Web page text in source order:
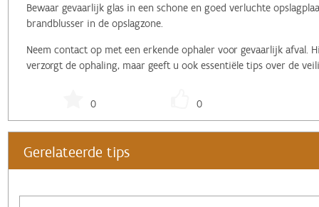
Bewaar gevaarlijk glas in een schone en goed verluchte
brandblusser in de opslagzone.
Neem contact op met een erkende ophaler voor gevaarlijk afval.
verzorgt de ophaling, maar geeft u ook essentiële tips over de
0 0
Gerelateerde tips